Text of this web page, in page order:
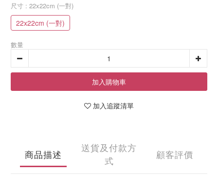
尺寸 : 22x22cm (一對)
22x22cm (一對)
數量
加入購物車
加入追蹤清單
商品描述
送貨及付款方
式
顧客評價